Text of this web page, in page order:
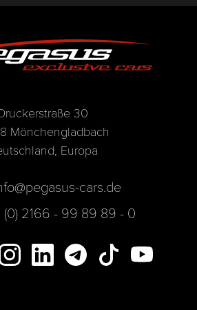
30
Mönchengladbach
Europa
cars.de
(0) 2166 - 99 89 89 - 0